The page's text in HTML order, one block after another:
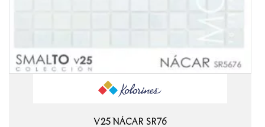
V25 NÁCAR SR76